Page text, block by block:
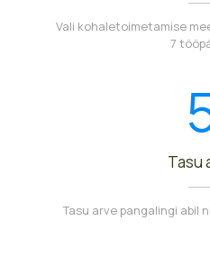
Vali kohaletoimetamise
7
Tasu
Tasu arve pangalingi abil